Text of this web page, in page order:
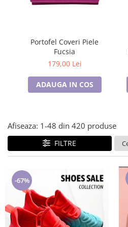
Lenjerii de pat pentru copii
Pijamale de CRACIUN
Pijamale de dama
Halate si capoate
Halate si pijamale Family
Incaltaminte
Seturi elegante femei
Pijamale de copii
Pijamale BIG SIZE femei
Cadouri ocazii speciale
Tricouri de craciun
Portofel Coveri Piele
Fucsia
179,00 Lei
ADAUGA IN COS
Afiseaza: 1-48 din 420 produse
FILTRE
-67%